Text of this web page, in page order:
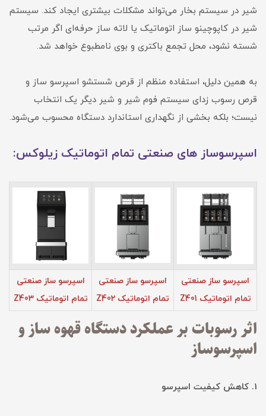
شیر در سیستم بخار می‌تواند مشکلات بیشتری ایجاد کند. سیستم
شیر در کاپوچینو ساز اتوماتیک یا لاته ساز حرفه‌ای اگر مرتب
شسته نشود، محل تجمع باکتری و بوی نامطبوع خواهد شد.
به همین دلیل، استفاده منظم از قرص شستشو اسپرسو ساز و
قرص رسوب زدای سیستم فوم شیر و شیر دیگر یک انتخاب
نیست؛ بلکه بخشی از نگهداری استاندارد دستگاه محسوب می‌شود.
اسپرسوساز های صنعتی تمام اتوماتیک زیلوکس:
اسپرسو ساز صنعتی
تمام اتوماتیک Z401
اسپرسو ساز صنعتی
تمام اتوماتیک Z402
اسپرسو ساز صنعتی
تمام اتوماتیک Z403
اثر رسوبات بر عملکرد دستگاه قهوه ساز و
اسپرسوساز
1. کاهش کیفیت اسپرسو